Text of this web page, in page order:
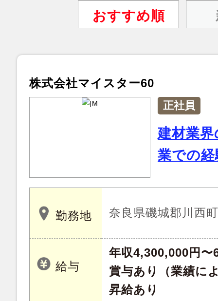
おすすめ順
株式会社マイスター60
正社員
建材業
業での
勤務地 奈良県磯城郡川西町
給与
年収4,300,000円〜
賞与あり（業績に
昇給あり